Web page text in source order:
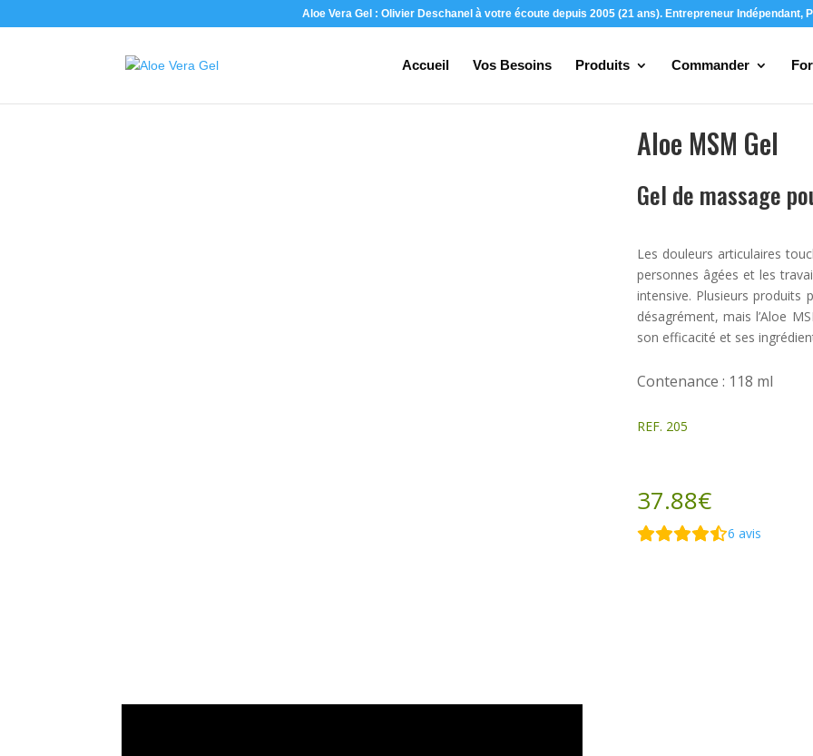
Aloe Vera Gel : Olivier Deschanel à votre écoute depuis 2005 (21 ans). Entrepreneur
Accueil Vos Besoins Produits Commander
Aloe MSM Gel
Gel de massage
Les douleurs articulaires
personnes âgées et les
intensive. Plusieurs
désagrément, mais l’Aloe
son efficacité et ses
Contenance : 118 ml
REF. 205
37.88€
6 avis